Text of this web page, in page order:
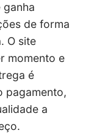
de forma
O site
momento e
é
pagamento,
a